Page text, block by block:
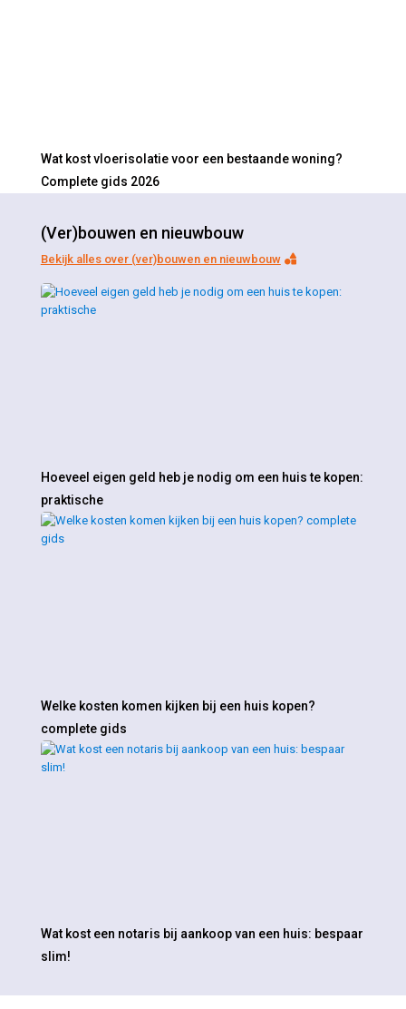
Wat kost vloerisolatie voor een bestaande woning?
Complete gids 2026
(Ver)bouwen en nieuwbouw
Bekijk alles over (ver)bouwen en nieuwbouw
Hoeveel eigen geld heb je nodig om een huis te kopen:
praktische
Welke kosten komen kijken bij een huis kopen?
complete gids
Wat kost een notaris bij aankoop van een huis: bespaar
slim!